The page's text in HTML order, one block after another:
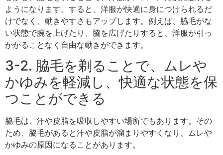
ようになります。すると、洋服が快適に身につけられるだ
けでなく、動きやすさもアップします。例えば、脇毛がな
い状態で腕を上げたり、脇を広げたりすると、洋服が引っ
かかることなく自由な動きができます。
3-2. 脇毛を剃ることで、ムレや
かゆみを軽減し、快適な状態を保
つことができる
脇毛は、汗や皮脂を吸収しやすい場所でもあります。その
ため、脇毛があると汗や皮脂が溜まりやすくなり、ムレや
かゆみの原因になることがあります。